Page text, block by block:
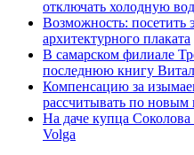
отключать холодную
Возможность: посетить
архитектурного плаката
В самарском филиале
последнюю книгу
Компенсацию за
рассчитывать по новым
На даче купца
Volga